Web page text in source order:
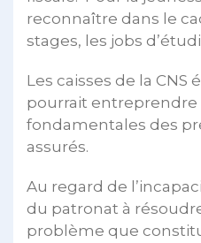
reconnaître dans le
stages, les jobs
Les caisses de la CNS
pourrait entreprendre
fondamentales des
assurés.
Au regard de
du patronat à
problème que